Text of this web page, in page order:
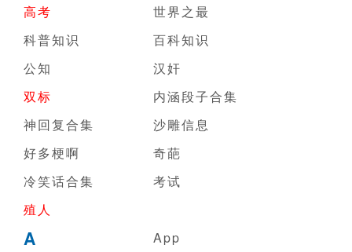
高考
世界之最
科普知识
百科知识
公知
汉奸
双标
内涵段子合集
神回复合集
沙雕信息
好多梗啊
奇葩
冷笑话合集
考试
殖人
A
App